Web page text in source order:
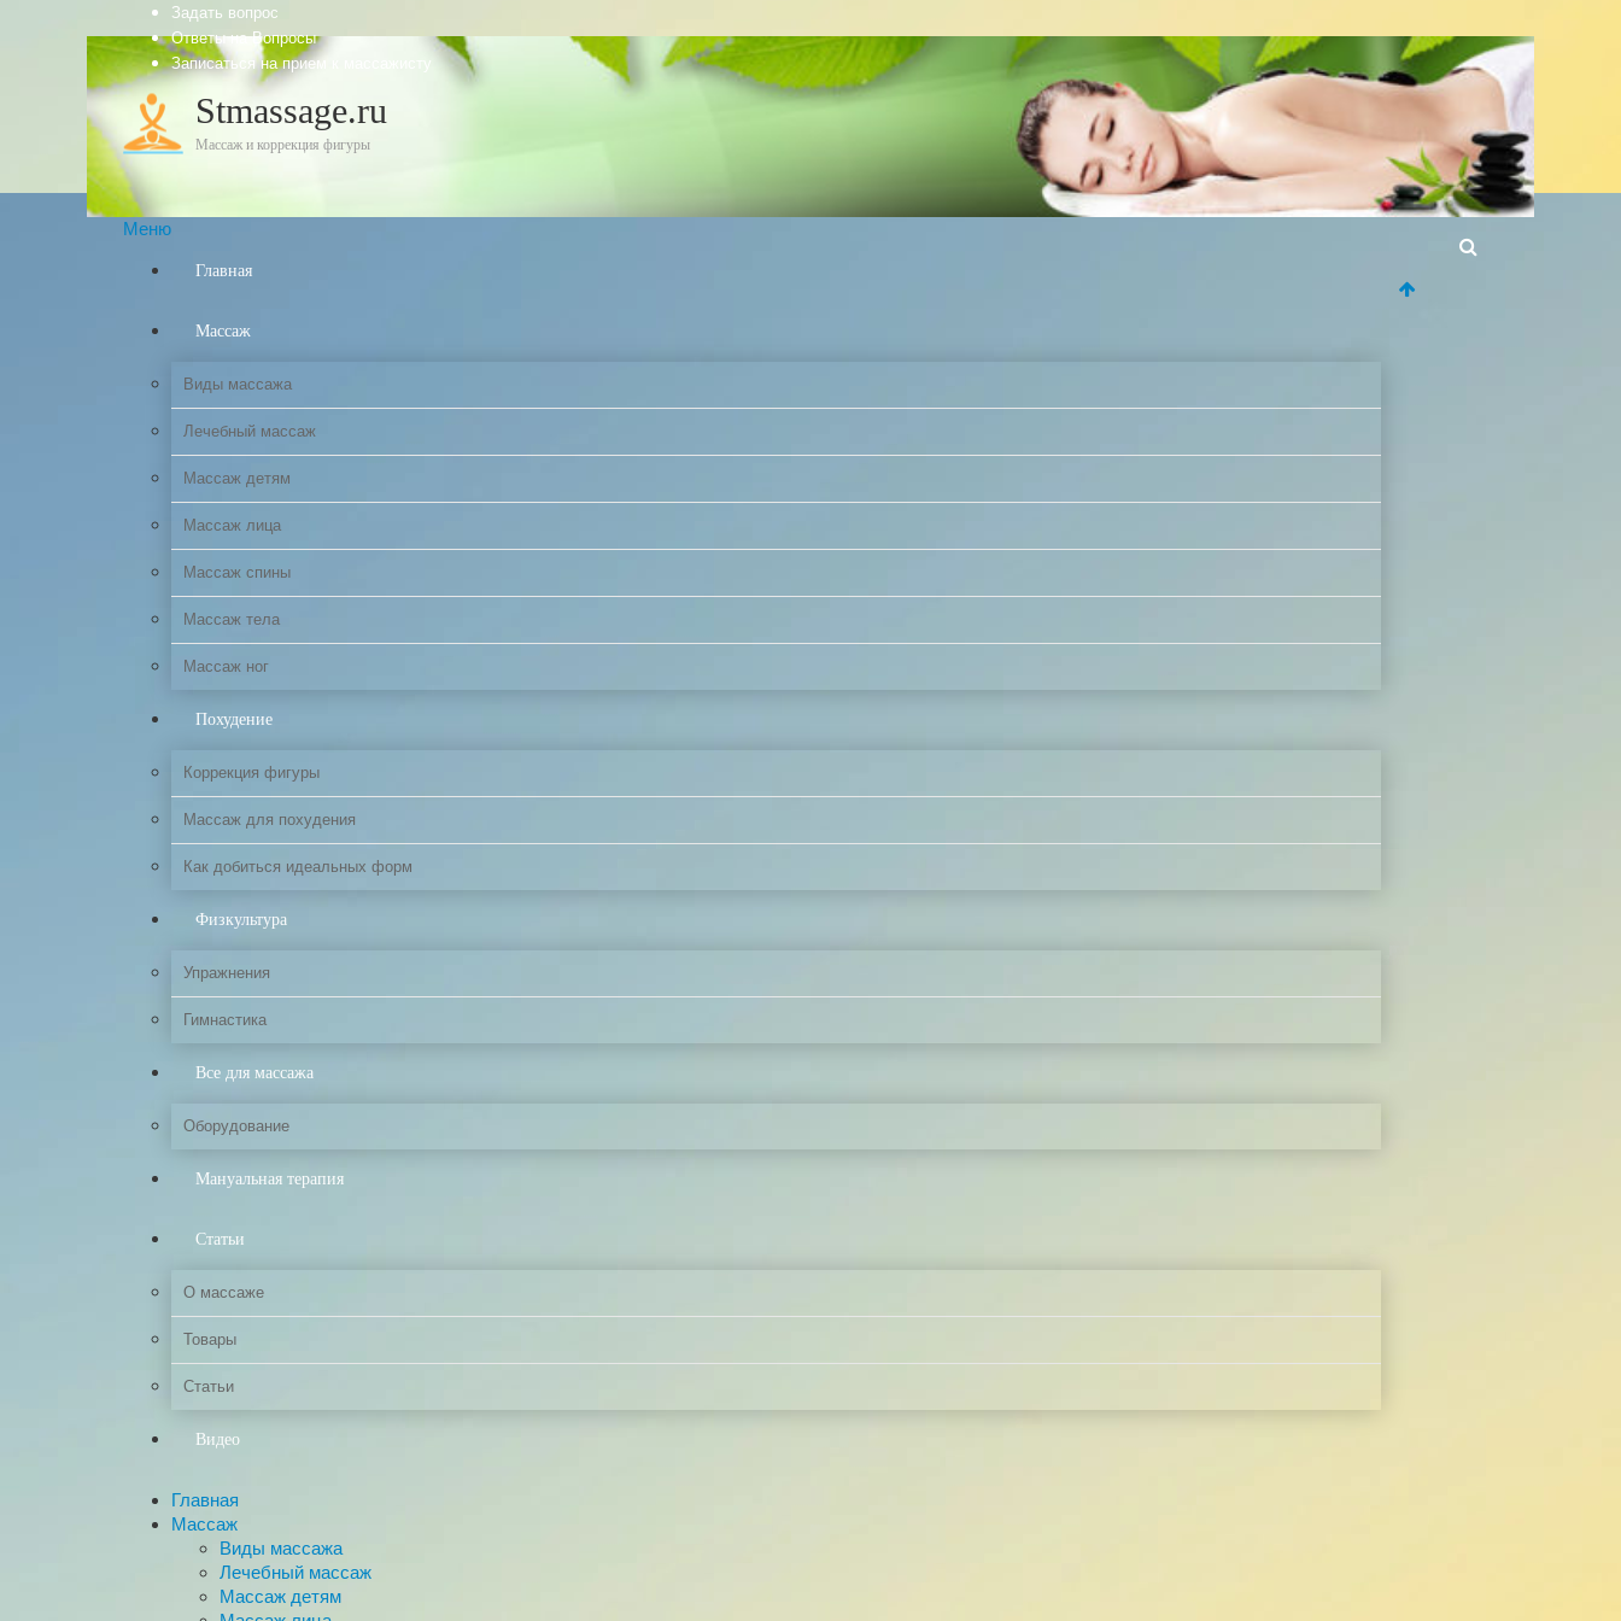
Задать вопрос
Ответы на Вопросы
Записаться на прием к массажисту
Stmassage.ru
Массаж и коррекция фигуры
Меню
Главная
Массаж
Виды массажа
Лечебный массаж
Массаж детям
Массаж лица
Массаж спины
Массаж тела
Массаж ног
Похудение
Коррекция фигуры
Массаж для похудения
Как добиться идеальных форм
Физкультура
Упражнения
Гимнастика
Все для массажа
Оборудование
Мануальная терапия
Статьи
О массаже
Товары
Статьи
Видео
Главная
Массаж
Виды массажа
Лечебный массаж
Массаж детям